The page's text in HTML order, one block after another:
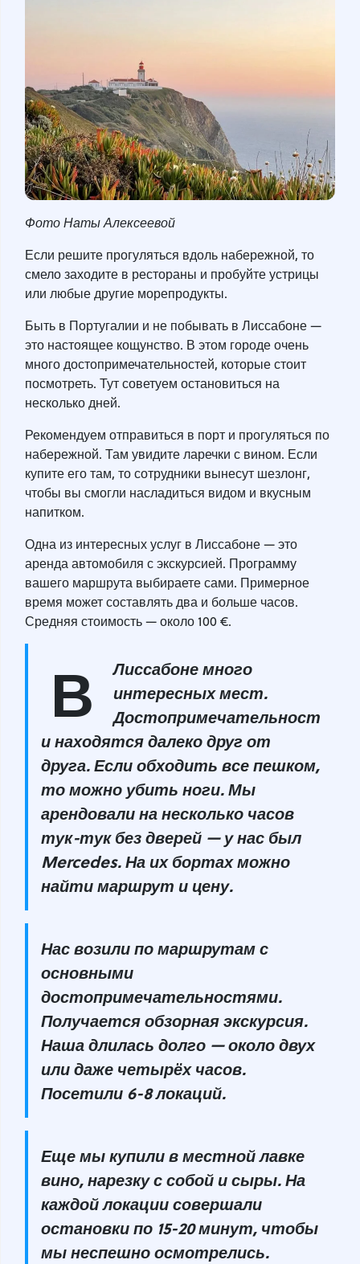
Фото Наты Алексеевой
Если решите прогуляться вдоль набережной, то
смело заходите в рестораны и пробуйте устрицы
или любые другие морепродукты.
Быть в Португалии и не побывать в Лиссабоне —
это настоящее кощунство. В этом городе очень
много достопримечательностей, которые стоит
посмотреть. Тут советуем остановиться на
несколько дней.
Рекомендуем отправиться в порт и прогуляться по
набережной. Там увидите ларечки с вином. Если
купите его там, то сотрудники вынесут шезлонг,
чтобы вы смогли насладиться видом и вкусным
напитком.
Одна из интересных услуг в Лиссабоне — это
аренда автомобиля с экскурсией. Программу
вашего маршрута выбираете сами. Примерное
время может составлять два и больше часов.
Средняя стоимость — около 100 €.
В
Лиссабоне много
интересных мест.
Достопримечательност
и находятся далеко друг от
друга. Если обходить все пешком,
то можно убить ноги. Мы
арендовали на несколько часов
тук-тук без дверей — у нас был
Mercedes.На их бортах можно
найти маршрут и цену.
Нас возили по маршрутам с
основными
достопримечательностями.
Получается обзорная экскурсия.
Наша длилась долго — около двух
или даже четырёх часов.
Посетили 6-8 локаций.
Еще мы купили в местной лавке
вино, нарезку с собой и сыры. На
каждой локации совершали
остановки по 15-20 минут, чтобы
мы неспешно осмотрелись.